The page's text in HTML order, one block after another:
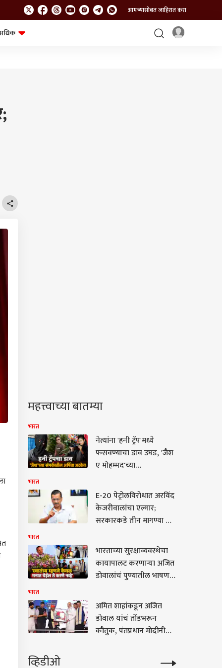
आमच्यासोबत जाहिरात करा
महत्त्वाच्या बातम्या
भारत
नेत्यांना 'हनी ट्रॅप'मध्ये
फसवण्याचा डाव उघड, 'जैश
ए मोहम्मद'च्या
अर्पिता सरकारला अटक
भारत
E-20 पेट्रोलविरोधात अरविंद
केजरीवालांचा एल्गार;
सरकारकडे तीन मागण्या अन्
निवासस्थानापर्यंत 4
ऑगस्टला किती लोकांचा
मोर्चा नेणार हे सुद्धा सांगितलं
भारत
भारताच्या सुरक्षाव्यवस्थेचा
कायापालट करणाऱ्या अजित
डोवालांचं पुण्यातील भाषण,
भारत
अमित शाहांकडून अजित
डोवाल यांचं तोंडभरून
कौतुक, पंतप्रधान मोदींनी
व्हिडीओ